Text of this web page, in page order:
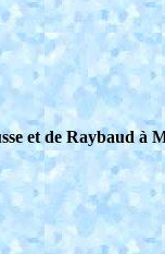
et de Raybaud à